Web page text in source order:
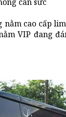
cao cấp
VIP đang